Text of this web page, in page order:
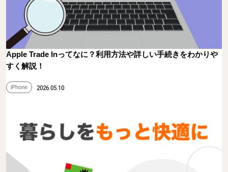
Apple Trade Inってなに？利用方法や詳しい手続きをわかりや
すく解説！
iPhone 2026.05.10